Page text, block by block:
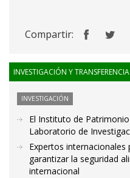
Compartir:
INVESTIGACIÓN Y TRANSFERENCIA
INVESTIGACIÓN
El Instituto de
Laboratorio de
Expertos
garantizar la seguridad
internacional